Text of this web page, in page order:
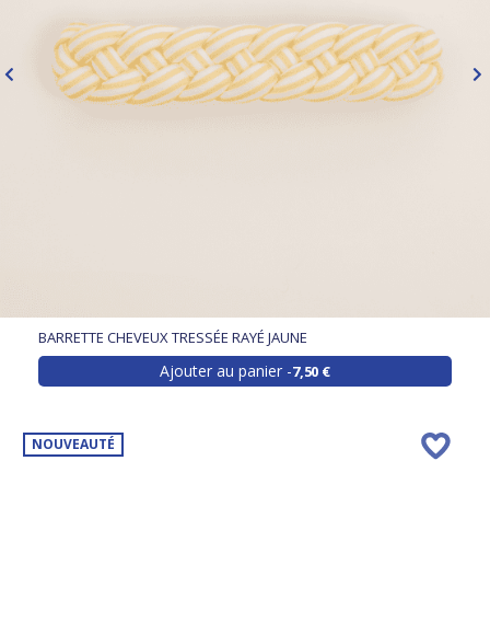
BARRETTE CHEVEUX TRESSÉE RAYÉ JAUNE
Ajouter au panier 7,50 €
NOUVEAUTÉ